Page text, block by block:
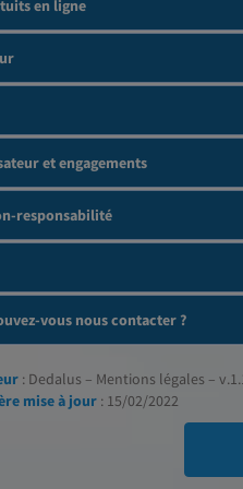
en ligne
et engagements
responsabilité
vous nous contacter ?
: Dedalus – Mentions légales –
mise à jour : 15/02/2022